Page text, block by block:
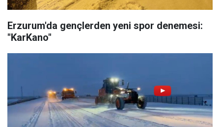
Erzurum'da gençlerden yeni spor denemesi:
"KarKano"